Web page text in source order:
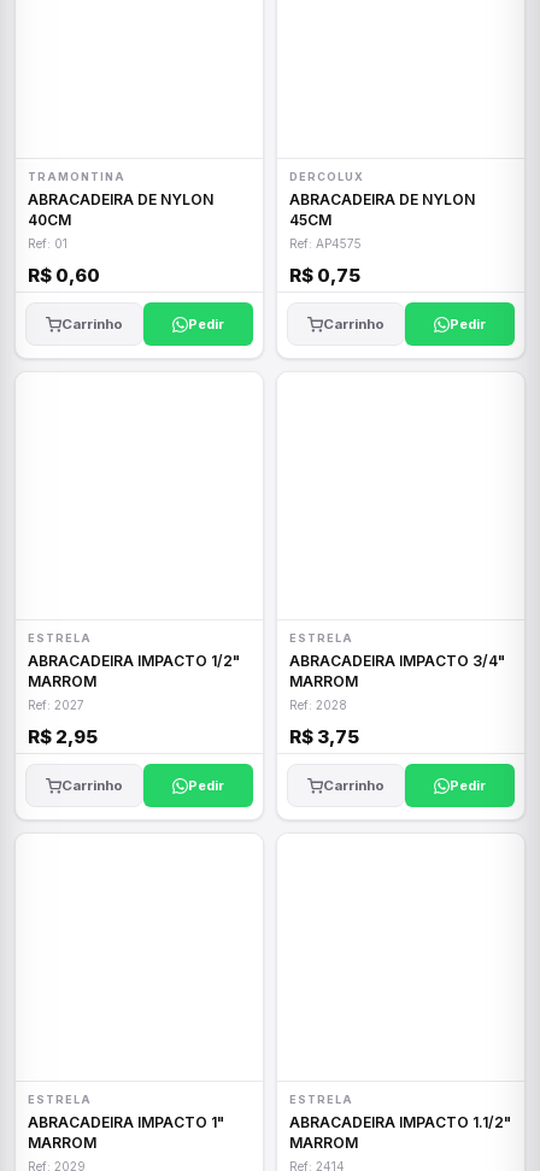
TRAMONTINA
ABRACADEIRA DE NYLON
40CM
Ref: 01
R$ 0,60
Carrinho Pedir
DERCOLUX
ABRACADEIRA DE NYLON
45CM
Ref: AP4575
R$ 0,75
Carrinho Pedir
ESTRELA
ABRACADEIRA IMPACTO 1/2"
MARROM
Ref: 2027
R$ 2,95
Carrinho Pedir
ESTRELA
ABRACADEIRA IMPACTO 3/4"
MARROM
Ref: 2028
R$ 3,75
Carrinho Pedir
ESTRELA
ABRACADEIRA IMPACTO 1"
MARROM
Ref: 2029
ESTRELA
ABRACADEIRA IMPACTO 1.1/2"
MARROM
Ref: 2414